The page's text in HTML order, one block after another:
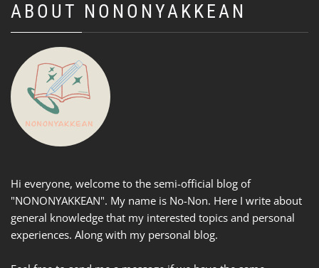
ABOUT NONONYAKKEAN
Hi everyone, welcome to the semi-official blog of
"NONONYAKKEAN". My name is No-Non. Here I write about
general knowledge that my interested topics and personal
experiences. Along with my personal blog.